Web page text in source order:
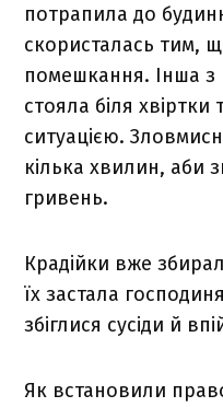
потрапила до
скористалась тим,
помешкання. Інша з
стояла біля хвіртки
ситуацією.
кілька хвилин, аби
гривень.
Крадійки вже
їх застала
збіглися сусіди й
Як встановили